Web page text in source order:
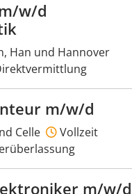
w/d
Han und Hannover
m/w/d
Celle
Vollzeit
m/w/d